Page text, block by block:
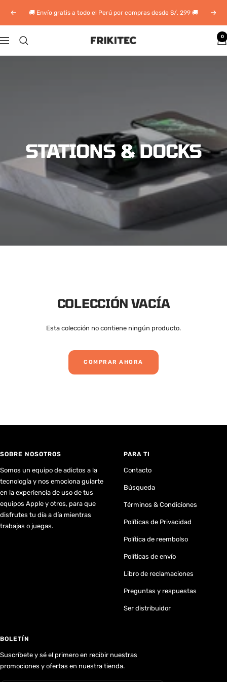
contenido
Anterior🚚 Envío gratis a todo el Perú por compras desde S/. 299 🚚
Navigación
Frikitec
0
STATIONS & DOCKS
COLECCIÓN VACÍA
Esta colección no contiene ningún producto.
COMPRAR AHORA
SOBRE NOSOTROS
Somos un equipo de adictos a la
tecnología y nos emociona guiarte
en la experiencia de uso de tus
equipos Apple y otros, para que
disfrutes tu día a día mientras
trabajas o juegas.
PARA TI
Contacto
Búsqueda
Términos & Condiciones
Políticas de Privacidad
Política de reembolso
Políticas de envío
Libro de reclamaciones
Preguntas y respuestas
Ser distribuidor
BOLETÍN
Suscríbete y sé el primero en recibir nuestras
promociones y ofertas en nuestra tienda.